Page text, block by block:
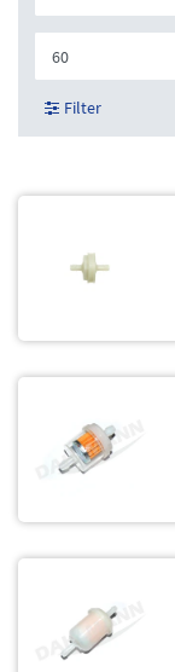
Filter